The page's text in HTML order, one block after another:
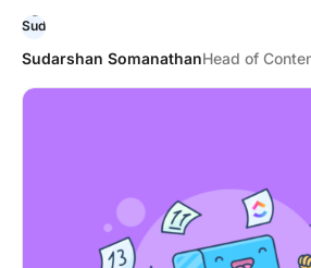
Sudarshan SomanathanHead of